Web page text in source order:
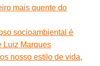
mais quente do
socioambiental é
Luiz Marques
nosso estilo de vida,